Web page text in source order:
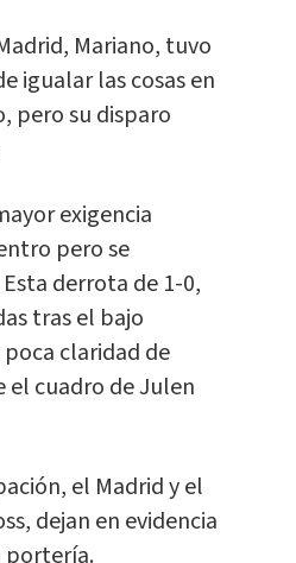
Mariano, tuvo
igualar las cosas en
pero su disparo
exigencia
pero se
derrota de 1-0,
tras el bajo
claridad de
cuadro de Julen
el Madrid y el
dejan en evidencia
portería.